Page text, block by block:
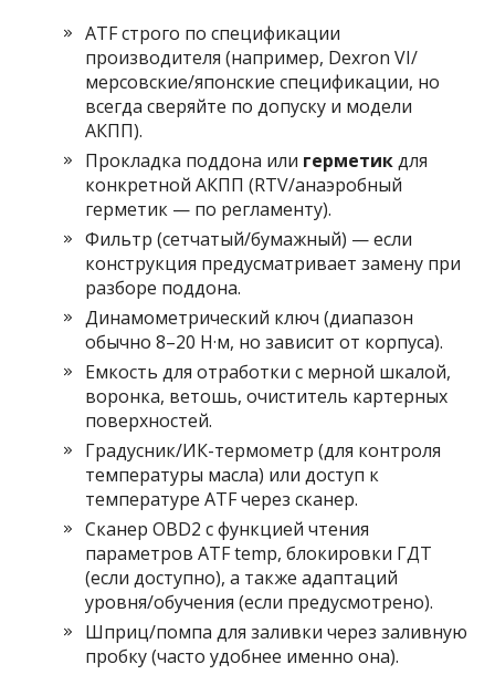
ATF строго по спецификации
производителя (например, Dexron VI/
мерсовские/японские спецификации, но
всегда сверяйте по допуску и модели
АКПП).
Прокладка поддона или герметикдля
конкретной АКПП (RTV/анаэробный
герметик — по регламенту).
Фильтр (сетчатый/бумажный) — если
конструкция предусматривает замену при
разборе поддона.
Динамометрический ключ (диапазон
обычно 8–20 Н·м, но зависит от корпуса).
Емкость для отработки с мерной шкалой,
воронка, ветошь, очиститель картерных
поверхностей.
Градусник/ИК-термометр (для контроля
температуры масла) или доступ к
температуре ATF через сканер.
Сканер OBD2 с функцией чтения
параметров ATF temp, блокировки ГДТ
(если доступно), а также адаптаций
уровня/обучения (если предусмотрено).
Шприц/помпа для заливки через заливную
пробку (часто удобнее именно она).